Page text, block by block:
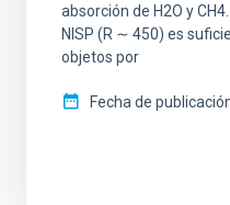
absorción de H2O y
NISP (R ∼ 450) es
objetos por
Fecha de